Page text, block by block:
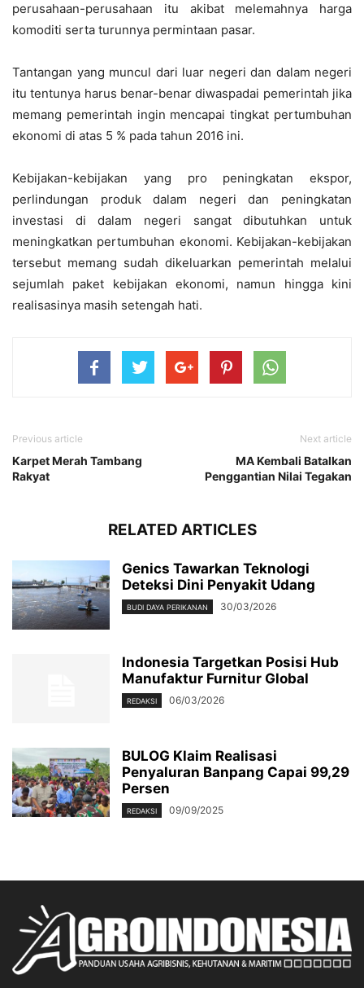
perusahaan-perusahaan itu akibat melemahnya harga
komoditi serta turunnya permintaan pasar.
Tantangan yang muncul dari luar negeri dan dalam negeri
itu tentunya harus benar-benar diwaspadai pemerintah jika
memang pemerintah ingin mencapai tingkat pertumbuhan
ekonomi di atas 5 % pada tahun 2016 ini.
Kebijakan-kebijakan yang pro peningkatan ekspor,
perlindungan produk dalam negeri dan peningkatan
investasi di dalam negeri sangat dibutuhkan untuk
meningkatkan pertumbuhan ekonomi. Kebijakan-kebijakan
tersebut memang sudah dikeluarkan pemerintah melalui
sejumlah paket kebijakan ekonomi, namun hingga kini
realisasinya masih setengah hati.
Previous article
Karpet Merah Tambang
Rakyat
Next article
MA Kembali Batalkan
Penggantian Nilai Tegakan
RELATED ARTICLES
Genics Tawarkan Teknologi
Deteksi Dini Penyakit Udang
BUDI DAYA PERIKANAN 30/03/2026
Indonesia Targetkan Posisi Hub
Manufaktur Furnitur Global
REDAKSI 06/03/2026
BULOG Klaim Realisasi
Penyaluran Banpang Capai 99,29
Persen
REDAKSI 09/09/2025